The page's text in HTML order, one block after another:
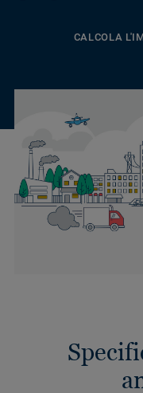
CALCOLA